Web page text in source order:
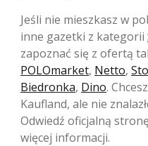
Jeśli nie mieszkasz w
inne gazetki z kategorii
zapoznać się z ofertą
POLOmarket, Netto,
Biedronka, Dino.
Kaufland, ale nie
Odwiedź oficjalną stronę
więcej informacji.